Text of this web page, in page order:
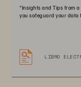
“Insights and Tips from
you safeguard your data
LIBRO